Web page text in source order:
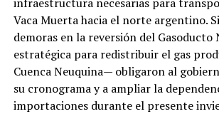
Vaca Muerta hacia el norte argentino.
demoras en la reversión del
estratégica para redistribuir el gas
Cuenca Neuquina— obligaron al
su cronograma y a ampliar la
importaciones durante el presente